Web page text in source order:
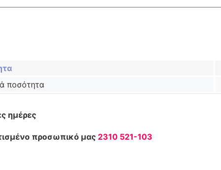
ποσότητα
ημέρες
προσωπικό μας 2310 521-103